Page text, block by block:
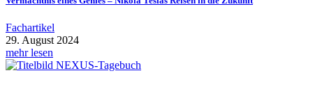
Fachartikel
29. August 2024
mehr lesen